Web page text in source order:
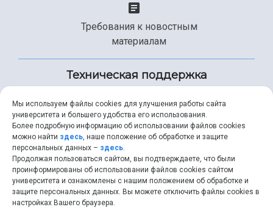
Требования к новостным
материалам
Техническая поддержка
+7 (846) 267-49-99
help@ssau.ru
Мы используем файлы cookies для улучшения работы сайта
университета и большего удобства его использования.
Более подробную информацию об использовании файлов cookies
можно найти здесь, наше положение об обработке и защите
персональных данных – здесь.
Продолжая пользоваться сайтом, вы подтверждаете, что были
проинформированы об использовании файлов cookies сайтом
университета и ознакомлены с нашим положением об обработке и
защите персональных данных. Вы можете отключить файлы cookies в
настройках Вашего браузера.